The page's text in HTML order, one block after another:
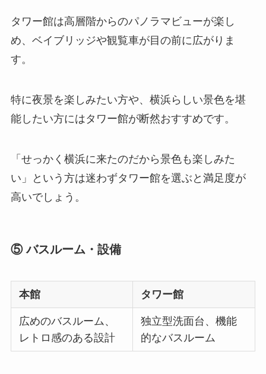
タワー館は高層階からのパノラマビューが楽し
め、ベイブリッジや観覧車が目の前に広がりま
す。
特に夜景を楽しみたい方や、横浜らしい景色を堪
能したい方にはタワー館が断然おすすめです。
「せっかく横浜に来たのだから景色も楽しみた
い」という方は迷わずタワー館を選ぶと満足度が
高いでしょう。
⑤ バスルーム・設備
本館 タワー館
広めのバスルーム、
レトロ感のある設計
独立型洗面台、機能
的なバスルーム